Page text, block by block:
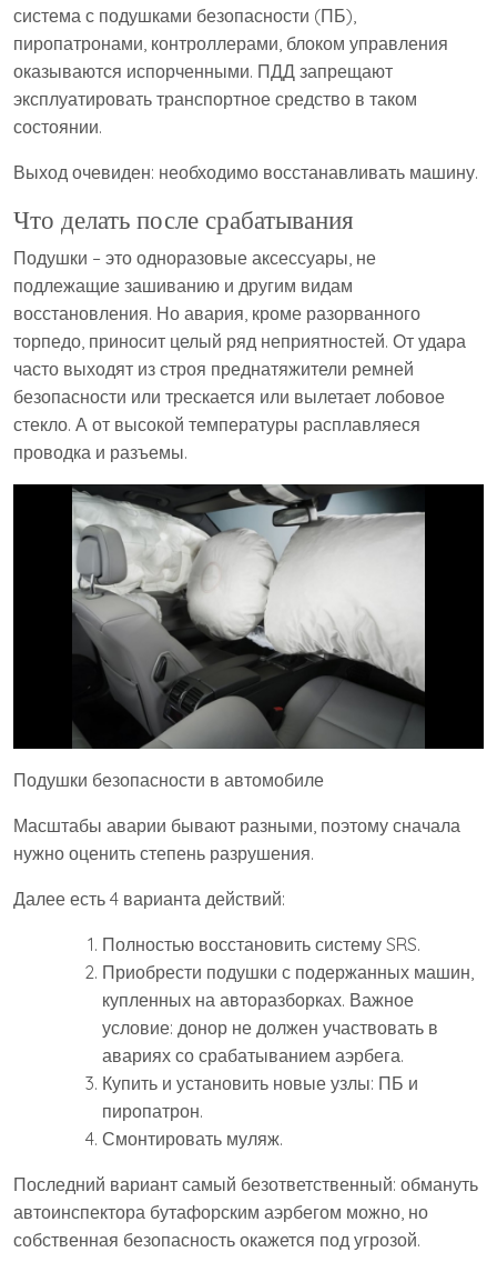
система с подушками безопасности (ПБ),
пиропатронами, контроллерами, блоком управления
оказываются испорченными. ПДД запрещают
эксплуатировать транспортное средство в таком
состоянии.
Выход очевиден: необходимо восстанавливать машину.
Что делать после срабатывания
Подушки – это одноразовые аксессуары, не
подлежащие зашиванию и другим видам
восстановления. Но авария, кроме разорванного
торпедо, приносит целый ряд неприятностей. От удара
часто выходят из строя преднатяжители ремней
безопасности или трескается или вылетает лобовое
стекло. А от высокой температуры расплавляеся
проводка и разъемы.
Подушки безопасности в автомобиле
Масштабы аварии бывают разными, поэтому сначала
нужно оценить степень разрушения.
Далее есть 4 варианта действий:
Полностью восстановить систему SRS.
Приобрести подушки с подержанных машин,
купленных на авторазборках. Важное
условие: донор не должен участвовать в
авариях со срабатыванием аэрбега.
Купить и установить новые узлы: ПБ и
пиропатрон.
Смонтировать муляж.
Последний вариант самый безответственный: обмануть
автоинспектора бутафорским аэрбегом можно, но
собственная безопасность окажется под угрозой.